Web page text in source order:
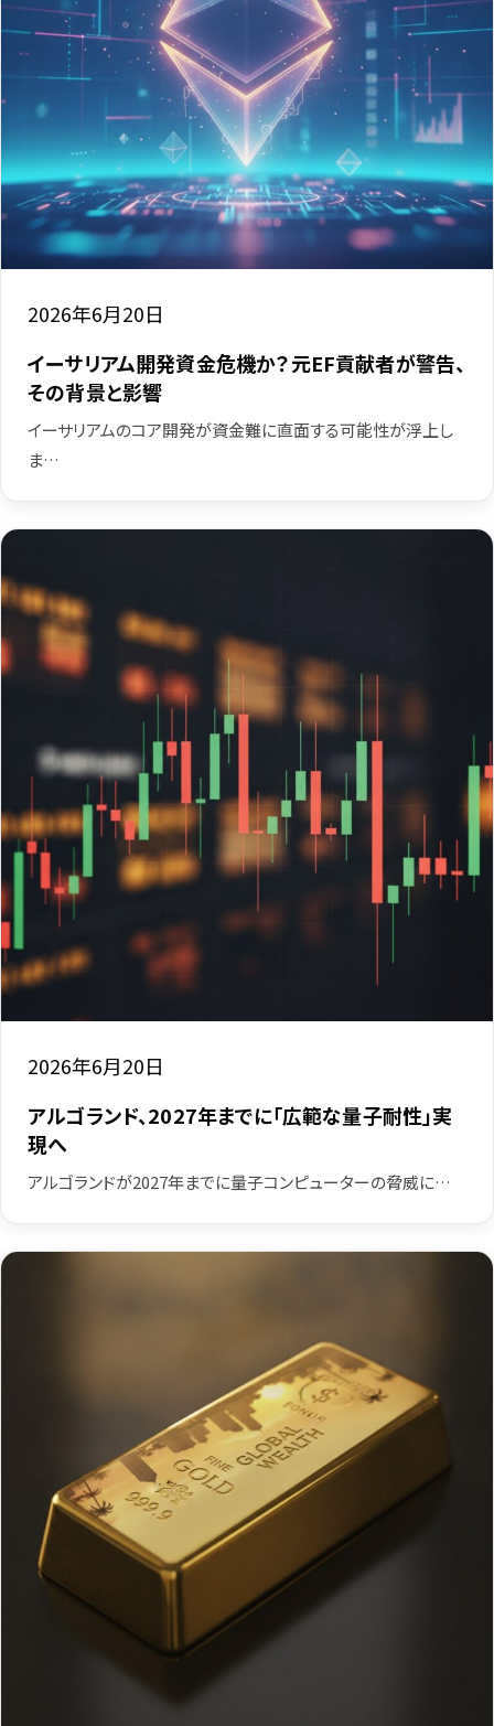
2026年6月20日
イーサリアム開発資金危機か？元EF貢献者が警告、
その背景と影響
イーサリアムのコア開発が資金難に直面する可能性が浮上し
ま…
2026年6月20日
アルゴランド、2027年までに「広範な量子耐性」実
現へ
アルゴランドが2027年までに量子コンピューターの脅威に…